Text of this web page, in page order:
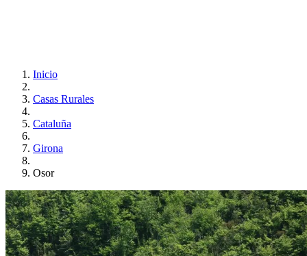
Inicio
Casas Rurales
Cataluña
Girona
Osor